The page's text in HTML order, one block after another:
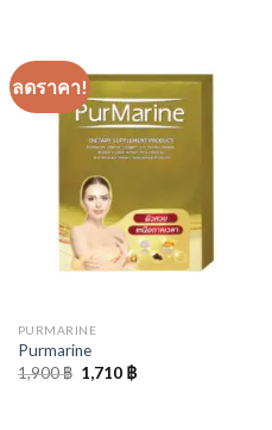
ลดราคา!
PURMARINE
Purmarine
1,900฿ Original
price
1,710 ฿Current